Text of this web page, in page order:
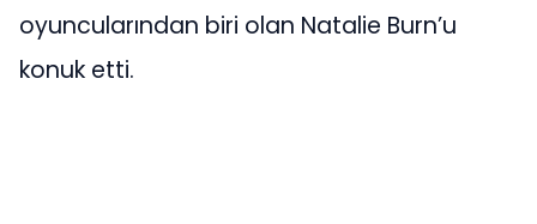
oyuncularından biri olan Natalie Burn’u
konuk etti.